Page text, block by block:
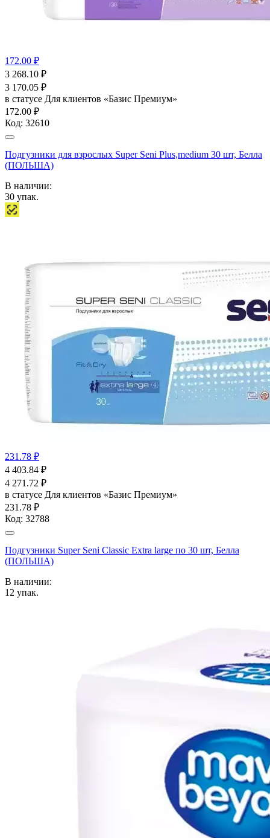
172.00 ₽
3 268.10 ₽
3 170.05 ₽
в статусе Для клиентов «Базис Премиум»
172.00 ₽
Код: 32610
Подгузники для взрослых Super Seni Plus,medium 30 шт, Белла
(ПОЛЬША)
В наличии:
30 упак.
231.78 ₽
4 403.84 ₽
4 271.72 ₽
в статусе Для клиентов «Базис Премиум»
231.78 ₽
Код: 32788
Подгузники Super Seni Classic Extra large по 30 шт, Белла
(ПОЛЬША)
В наличии:
12 упак.